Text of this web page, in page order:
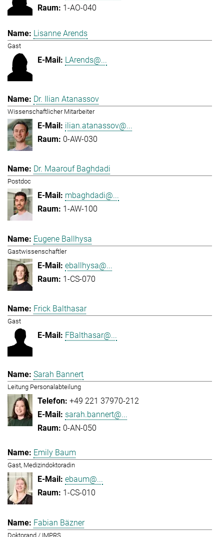
1-AO-040
Lisanne Arends
Gast
LArends@...
Dr. Ilian Atanassov
Wissenschaftlicher Mitarbeiter
ilian.atanassov@...
0-AW-030
Dr. Maarouf Baghdadi
Postdoc
mbaghdadi@...
1-AW-100
Eugene Ballhysa
Gastwissenschaftler
eballhysa@...
1-CS-070
Frick Balthasar
Gast
FBalthasar@...
Sarah Bannert
Leitung Personalabteilung
+49 221 37970-212
sarah.bannert@...
0-AN-050
Emily Baum
Gast, Medizindoktoradin
ebaum@...
1-CS-010
Fabian Bäzner
Doktorand / IMPRS